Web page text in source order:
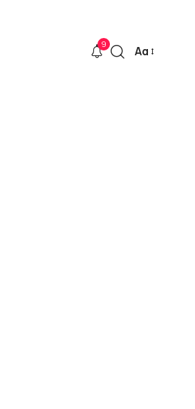
9
Font
Αα